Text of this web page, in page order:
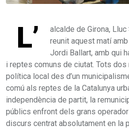
L’
alcalde de Girona, Lluc
reunit aquest matí
Jordi Ballart, amb qui
i reptes comuns de ciutat. Tots
política local des d’un
comú als reptes de la Catalunya
independència de partit, la
públics enfront dels grans
discurs centrat absolutament en la